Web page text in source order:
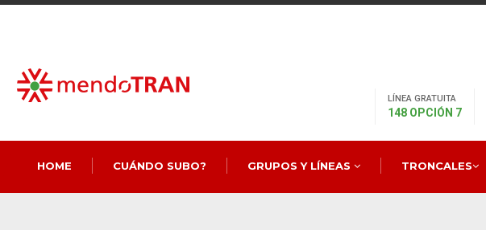
LÍNEA GRATUITA
148 OPCIÓN 7
HOME CUÁNDO SUBO? GRUPOS Y LÍNEAS TRONCALES